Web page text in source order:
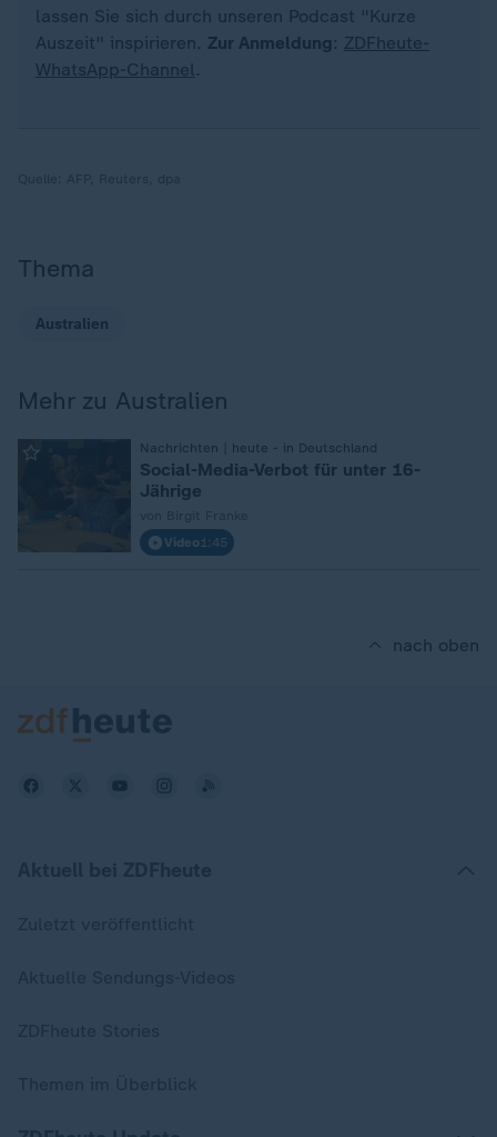
lassen Sie sich durch unseren Podcast "Kurze
Auszeit" inspirieren. Zur Anmeldung : ZDFheute-
WhatsApp-Channel.
Thema
Australien
Mehr zu Australien
Nachrichten | heute - in Deutschland
Social-Media-Verbot für unter 16-
Jährige
Video 1:45
nach oben